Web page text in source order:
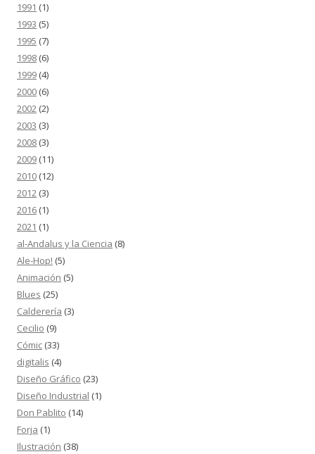
1991 (1)
1993 (5)
1995 (7)
1998 (6)
1999 (4)
2000 (6)
2002 (2)
2003 (3)
2008 (3)
2009 (11)
2010 (12)
2012 (3)
2016 (1)
2021 (1)
al-Andalus y la Ciencia (8)
Ale-Hop! (5)
Animación (5)
Blues (25)
Calderería (3)
Cecilio (9)
Cómic (33)
digitalis (4)
Diseño Gráfico (23)
Diseño Industrial (1)
Don Pablito (14)
Forja (1)
Ilustración (38)